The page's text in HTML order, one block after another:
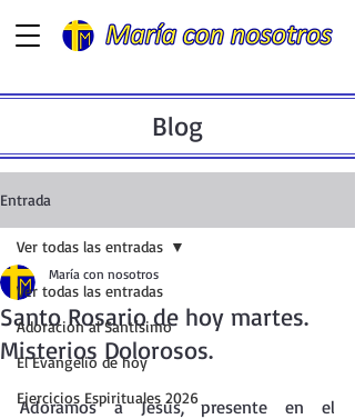
Blog
Entrada
Ver todas las entradas
Adoración al Santísimo
El Evangelio de hoy
Ejercicios Espirituales 2026
Ver todas las entradas
Santo Rosario de hoy martes.
Misterios Dolorosos.
María con nosotros
Adoramos a Jesús, presente en el